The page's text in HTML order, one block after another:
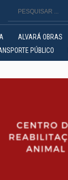
ALVARÁ OBRAS
PÚBLICO